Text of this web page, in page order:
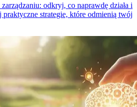
odkryj, co naprawdę działa i
praktyczne strategie, które odmienią twój